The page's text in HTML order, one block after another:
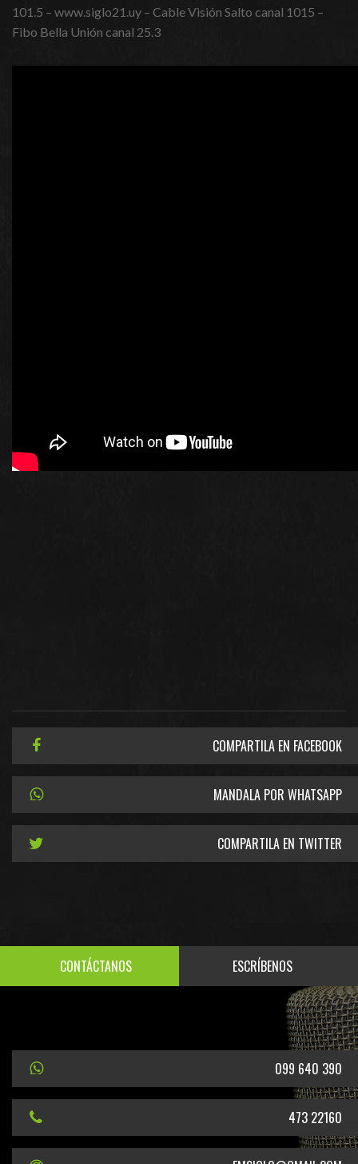
101.5 – www.siglo21.uy – Cable Visión Salto canal 1015 –
Fibo Bella Unión canal 25.3
COMPARTILA EN FACEBOOK
MANDALA POR WHATSAPP
COMPARTILA EN TWITTER
CONTÁCTANOS ESCRÍBENOS
099 640 390
473 22160